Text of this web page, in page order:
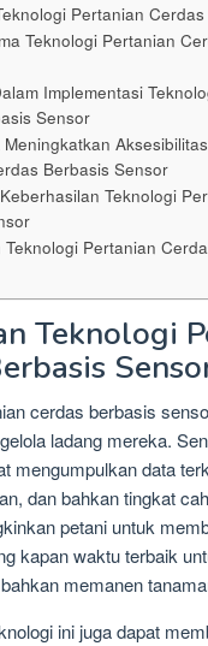
Pertanian
Teknologi Pertanian
Implementasi
Sensor
Berbasis Sensor
Teknologi
Teknologi Pertanian
Teknologi
cerdas berbasis
ladang mereka.
mengumpulkan data
dan bahkan tingkat
petani untuk
kapan waktu terbaik
memanen
ini juga dapat